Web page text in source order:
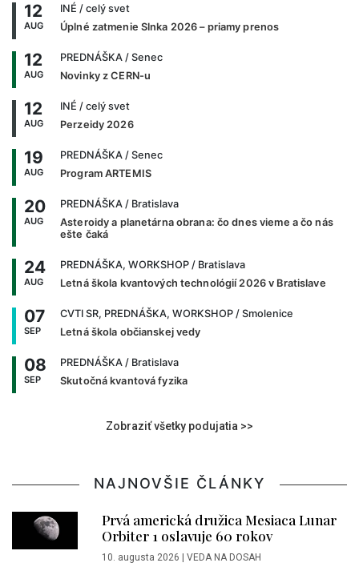
12
AUG
INÉ / celý svet
Úplné zatmenie Slnka 2026 – priamy prenos
12
AUG
PREDNÁŠKA / Senec
Novinky z CERN-u
12
AUG
INÉ / celý svet
Perzeidy 2026
19
AUG
PREDNÁŠKA / Senec
Program ARTEMIS
20
AUG
PREDNÁŠKA / Bratislava
Asteroidy a planetárna obrana: čo dnes vieme a čo nás
ešte čaká
24
AUG
PREDNÁŠKA, WORKSHOP / Bratislava
Letná škola kvantových technológií 2026 v Bratislave
07
SEP
CVTI SR, PREDNÁŠKA, WORKSHOP / Smolenice
Letná škola občianskej vedy
08
SEP
PREDNÁŠKA / Bratislava
Skutočná kvantová fyzika
Zobraziť všetky podujatia >>
NAJNOVŠIE ČLÁNKY
Prvá americká družica Mesiaca Lunar
Orbiter 1 oslavuje 60 rokov
10. augusta 2026 VEDA NA DOSAH